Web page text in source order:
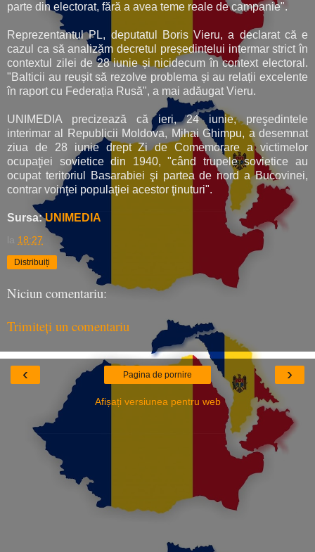
parte din electorat, fără a avea teme reale de campanie".
Reprezentantul PL, deputatul Boris Vieru, a declarat că e
cazul ca să analizăm decretul președintelui intermar strict în
contextul zilei de 28 iunie și nicidecum în context electoral.
"Balticii au reușit să rezolve problema și au relații excelente
în raport cu Federația Rusă", a mai adăugat Vieru.
UNIMEDIA precizează că ieri, 24 iunie, preşedintele
interimar al Republicii Moldova, Mihai Ghimpu, a desemnat
ziua de 28 iunie drept Zi de Comemorare a victimelor
ocupaţiei sovietice din 1940, "când trupele sovietice au
ocupat teritoriul Basarabiei şi partea de nord a Bucovinei,
contrar voinţei populaţiei acestor ţinuturi".
Sursa:UNIMEDIA
la 18:27
Distribuiți
Niciun comentariu:
Trimiteți un comentariu
‹ ›
Pagina de pornire
Afișați versiunea pentru web